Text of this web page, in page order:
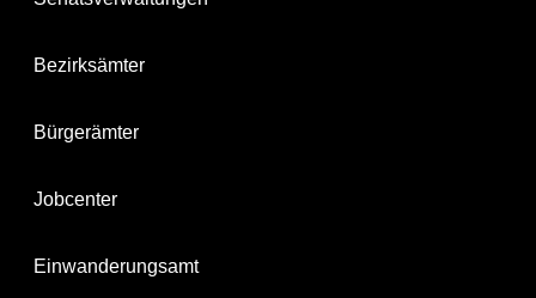
Bezirksämter
Bürgerämter
Jobcenter
Einwanderungsamt